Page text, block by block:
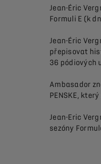
Jean-Éric
Formuli E (k
Jean-Éric
přepisovat
36 pódiových
Ambasador
PENSKE,
Jean-Eric
sezóny